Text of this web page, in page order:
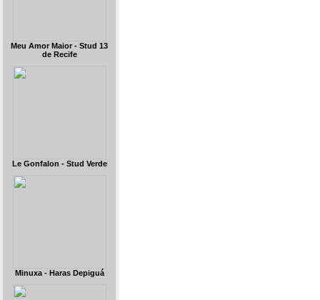
Meu Amor Maior - Stud 13
de Recife
Le Gonfalon - Stud Verde
Minuxa - Haras Depiguá